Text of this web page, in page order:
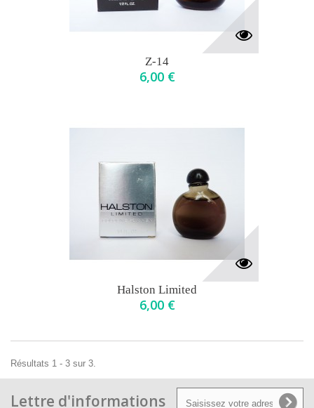
Z-14
6,00 €
Halston Limited
6,00 €
Résultats 1 - 3 sur 3.
Lettre d'informations